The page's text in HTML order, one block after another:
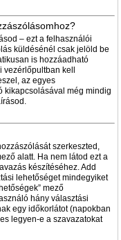
– ezt a felhasználói
küldésénél csak jelöld be
is hozzáadható
kell
az egyes
kikapcsolásával még mindig
szerkeszted,
alatt. Ha nem látod ezt a
készítéséhez. Add
lehetőséget mindegyiket
mező
hány választási
egy időkorlátot (napokban
legyen-e a szavazatokat